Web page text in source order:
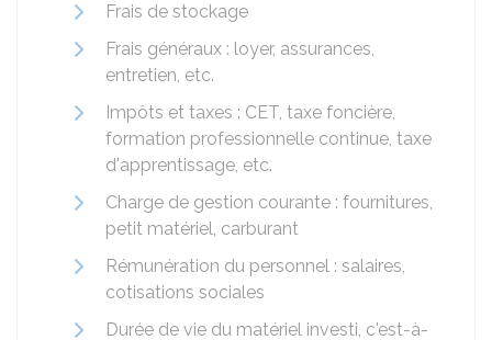
Frais de stockage
Frais généraux : loyer, assurances,
entretien, etc.
Impôts et taxes : CET, taxe foncière,
formation professionnelle continue, taxe
d'apprentissage, etc.
Charge de gestion courante : fournitures,
petit matériel, carburant
Rémunération du personnel : salaires,
cotisations sociales
Durée de vie du matériel investi, c'est-à-